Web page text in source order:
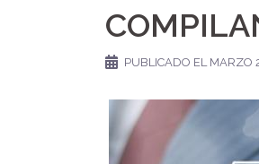
PUBLICADO EL MARZO